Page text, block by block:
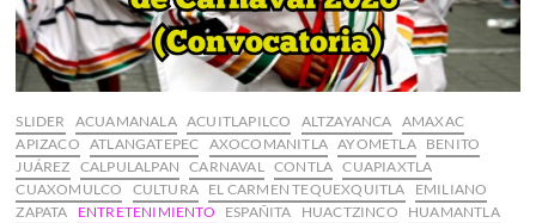
SLIDER ACUAMANALA ACUITLAPILCO ALTZAYANCA AMAXAC
APIZACO
ATLANGATEPEC AXOCOMANITLA AYOMETLA
BENITO
JUÁREZ CALPULALPAN CARNAVAL CONTLA CUAPIAXTLA
CUAXOMULCO
CULTURA EL CARMEN TEQUEXQUITLA
EMILIANO
ZAPATA
ENTRETENIMIENTO ESPAÑITA HUACTZINCO
HUAMANTLA